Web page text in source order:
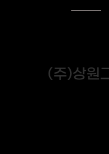
(주)상원